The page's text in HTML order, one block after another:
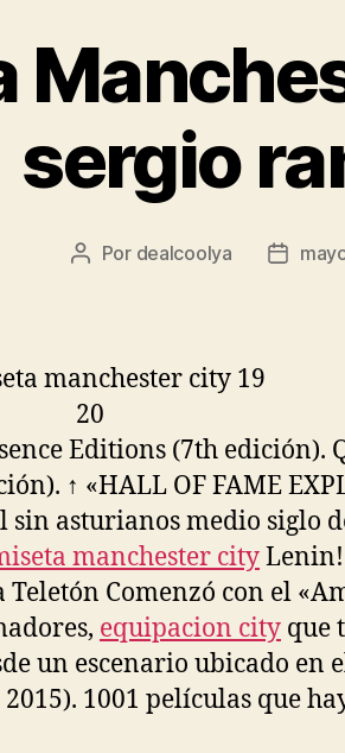
sergio
Autor
Por dealcoolya
Fecha
Editions (7th edición).
↑ «HALL OF FAME
asturianos medio siglo
manchester cityLenin!
Comenzó con el
equipacion city que
un escenario ubicado en
1001 películas que